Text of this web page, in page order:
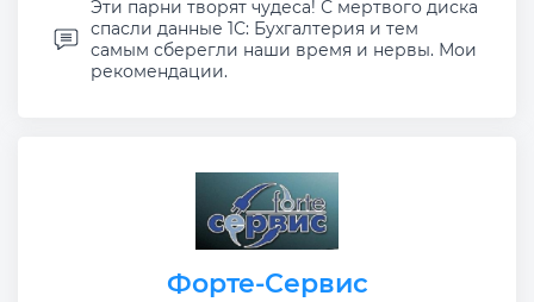
Эти парни творят чудеса! С мертвого диска
спасли данные 1С: Бухгалтерия и тем
самым сберегли наши время и нервы. Мои
рекомендации.
Форте-Сервис